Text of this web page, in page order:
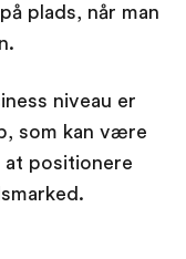
plads, når man
niveau er
som kan være
positionere